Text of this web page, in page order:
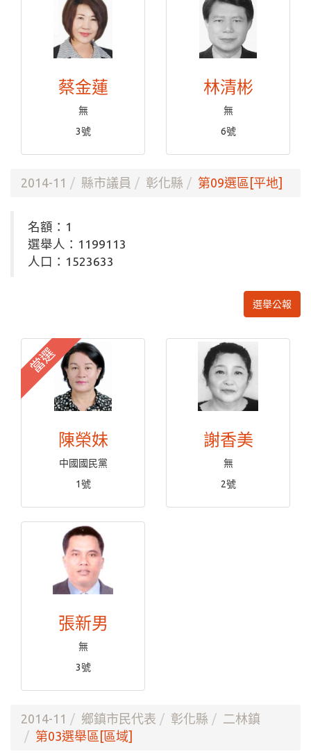
蔡金蓮
無
3號
林清彬
無
6號
2014-11 縣市議員 彰化縣 第09選區[平地]
名額：1
選舉人：1199113
人口：1523633
選舉公報
當選
陳榮妹
中國國民黨
1號
謝香美
無
2號
張新男
無
3號
2014-11 鄉鎮市民代表 彰化縣
二林鎮
第03選舉區[區域]